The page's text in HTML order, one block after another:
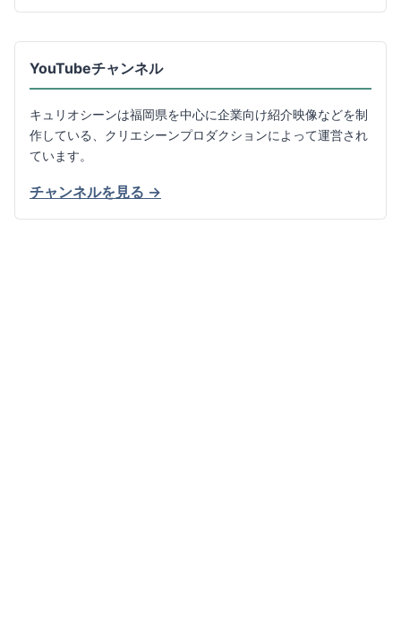
YouTubeチャンネル
キュリオシーンは福岡県を中心に企業向け紹介映像などを制
作している、クリエシーンプロダクションによって運営され
ています。
チャンネルを見る →